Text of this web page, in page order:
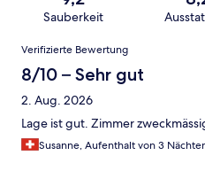
Sauberkeit
Bewertungen
Verifizierte Bewertung
8/10 – Sehr gut
2. Aug. 2026
Lage ist gut. Zimmer
Susanne, Aufenthalt von 3